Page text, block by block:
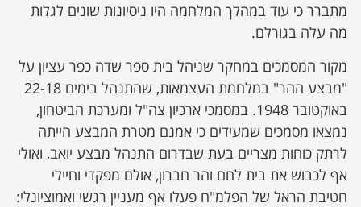
מתברר כי עוד במהלך המלחמה היו ניסיונות שונים לגלות
מה עלה בגורלם.
מקור המסמכים במחקר שניהל בית ספר שדה כפר עציון על
"מבצע ההר" במלחמת העצמאות, שהתנהל בימים 22-18
באוקטובר 1948. במסמכי ארכיון צה"ל ומערכת הביטחון,
נמצאו מסמכים שמעידים כי אמנם מטרת המבצע הייתה
לרתק כוחות מצריים בעת שבדרום התנהל מבצע יואב, ואולי
אף לכבוש את בית לחם והר חברון, אולם מפקדי וחיילי
חטיבת הראל של הפלמ"ח פעלו אף מעניין רגשי ואמוציונלי: